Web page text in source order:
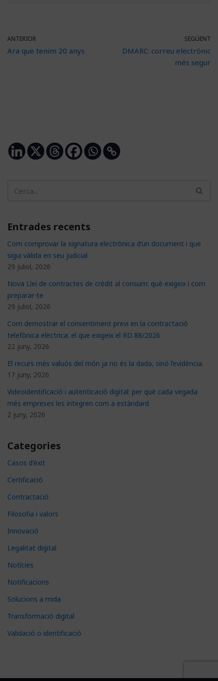
ANTERIOR
Ara que tenim 20 anys
SEGÜENT
DMARC: correu electrònic
més segur
Entrades recents
Com comprovar la signatura electrònica d’un document i que
sigui vàlida en seu judicial
29 juliol, 2026
Nova Llei de contractes de crèdit al consum: què exigeix i com
preparar-te
29 juliol, 2026
Com demostrar el consentiment previ en la contractació
telefònica elèctrica: el que exigeix el RD 88/2026
22 juny, 2026
El recurs més valuós del món ja no és la dada, sinó l’evidència.
17 juny, 2026
Videoidentificació i autenticació digital: per què cada vegada
més empreses les integren com a estàndard
2 juny, 2026
Categories
Casos d'èxit
Certificació
Contractació
Filosofia i valors
Innovació
Legalitat digital
Notícies
Notificacions
Solucions a mida
Transformació digital
Validació o identificació